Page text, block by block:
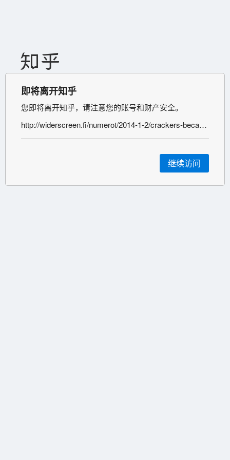
即将离开知乎
您即将离开知乎，请注意您的账号和财产安全。
http://widerscreen.fi/numerot/2014-1-2/crackers-became-us-demosceners/
继续访问